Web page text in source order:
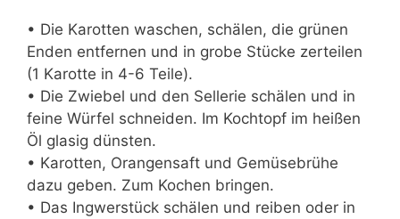
• Die Karotten waschen, schälen, die grünen
Enden entfernen und in grobe Stücke zerteilen
(1 Karotte in 4-6 Teile).
• Die Zwiebel und den Sellerie schälen und in
feine Würfel schneiden. Im Kochtopf im heißen
Öl glasig dünsten.
• Karotten, Orangensaft und Gemüsebrühe
dazu geben. Zum Kochen bringen.
• Das Ingwerstück schälen und reiben oder in